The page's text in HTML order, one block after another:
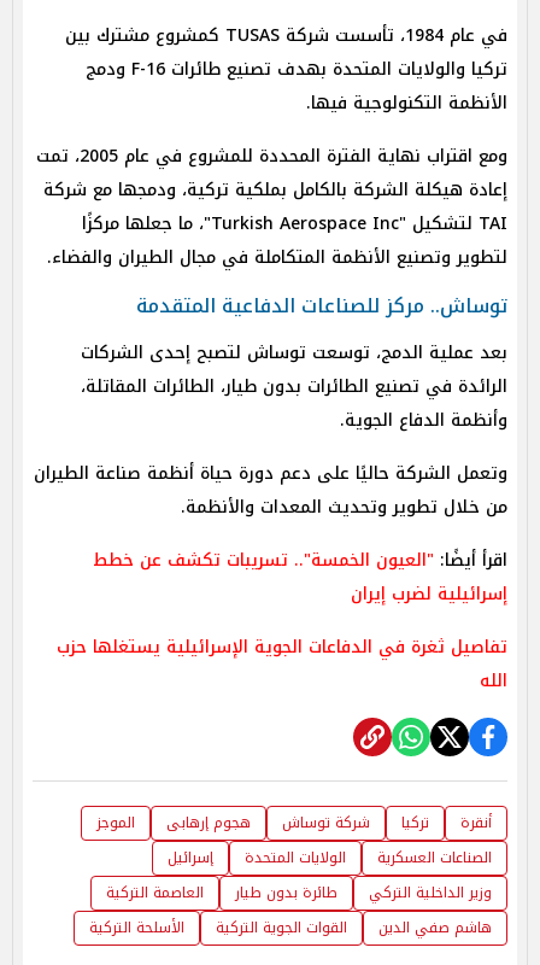
في عام 1984، تأسست شركة TUSAS كمشروع مشترك بين
تركيا والولايات المتحدة بهدف تصنيع طائرات F-16 ودمج
الأنظمة التكنولوجية فيها.
ومع اقتراب نهاية الفترة المحددة للمشروع في عام 2005، تمت
إعادة هيكلة الشركة بالكامل بملكية تركية، ودمجها مع شركة
TAI لتشكيل "Turkish Aerospace Inc"، ما جعلها مركزًا
لتطوير وتصنيع الأنظمة المتكاملة في مجال الطيران والفضاء.
توساش.. مركز للصناعات الدفاعية المتقدمة
بعد عملية الدمج، توسعت توساش لتصبح إحدى الشركات
الرائدة في تصنيع الطائرات بدون طيار، الطائرات المقاتلة،
وأنظمة الدفاع الجوية.
وتعمل الشركة حاليًا على دعم دورة حياة أنظمة صناعة الطيران
من خلال تطوير وتحديث المعدات والأنظمة.
اقرأ أيضًا: "العيون الخمسة".. تسريبات تكشف عن خطط
إسرائيلية لضرب إيران
تفاصيل ثغرة في الدفاعات الجوية الإسرائيلية يستغلها حزب
الله
أنقرة تركيا شركة توساش هجوم إرهابى
الموجز
الصناعات العسكرية
الولايات المتحدة
إسرائيل
وزير الداخلية التركي
طائرة بدون طيار
العاصمة التركية
هاشم صفي الدين
القوات الجوية التركية الأسلحة التركية